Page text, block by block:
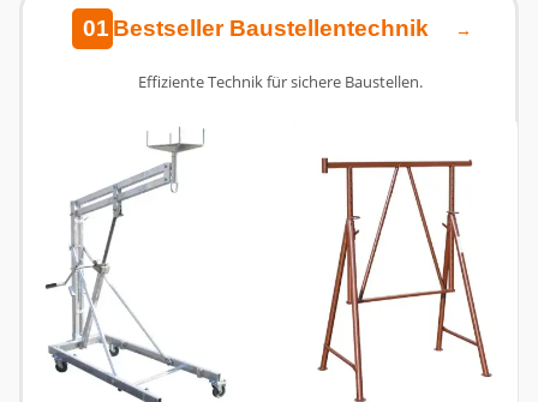
01 Bestseller Baustellentechnik →
Effiziente Technik für sichere Baustellen.